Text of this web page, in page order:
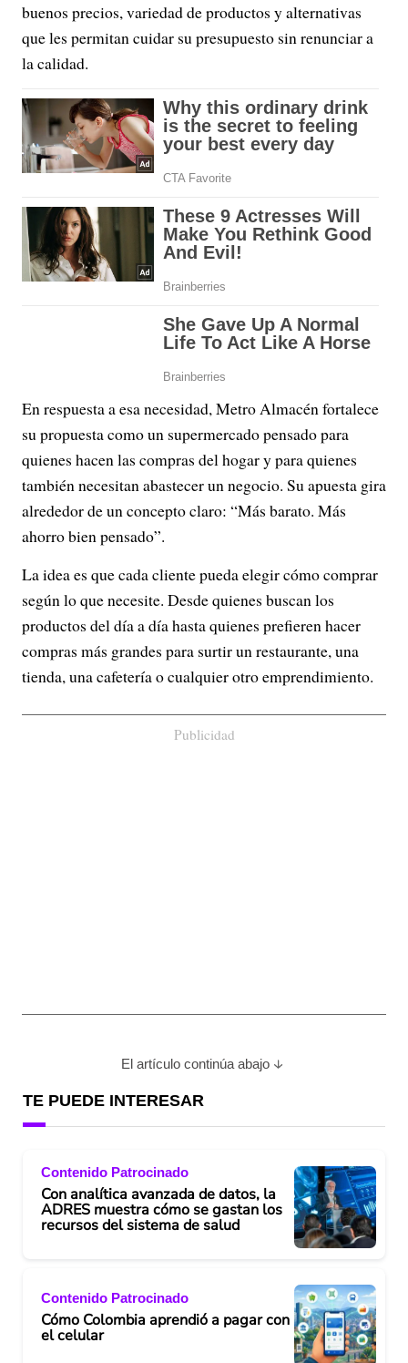
buenos precios, variedad de productos y alternativas
que les permitan cuidar su presupuesto sin renunciar a
la calidad.
En respuesta a esa necesidad, Metro Almacén fortalece
su propuesta como un supermercado pensado para
quienes hacen las compras del hogar y para quienes
también necesitan abastecer un negocio. Su apuesta gira
alrededor de un concepto claro: “Más barato. Más
ahorro bien pensado”.
La idea es que cada cliente pueda elegir cómo comprar
según lo que necesite. Desde quienes buscan los
productos del día a día hasta quienes prefieren hacer
compras más grandes para surtir un restaurante, una
tienda, una cafetería o cualquier otro emprendimiento.
Publicidad
El artículo continúa abajo
TE PUEDE INTERESAR
Contenido Patrocinado
Con analítica avanzada de datos, la
ADRES muestra cómo se gastan los
recursos del sistema de salud
Contenido Patrocinado
Cómo Colombia aprendió a pagar con
el celular